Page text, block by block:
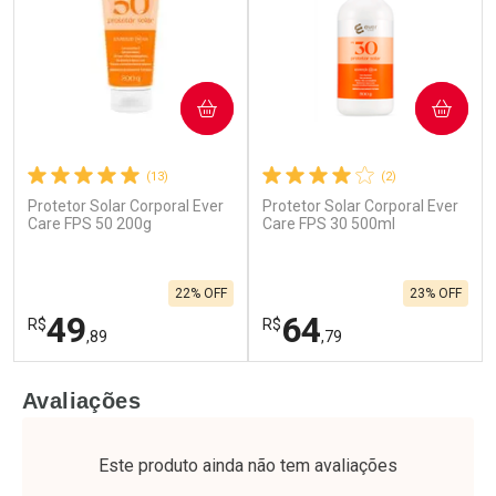
(13)
Protetor Solar Corporal Ever
Care FPS 50 200g
R$49,89
22% OFF
COMPRAR
Laboratório
Por Menos
(2)
Protetor Solar Corporal Ever
Care FPS 30 500ml
R$64,79
23% OFF
COMPRAR
Laboratório
Por Menos
Avaliações
Este produto ainda não tem avaliações